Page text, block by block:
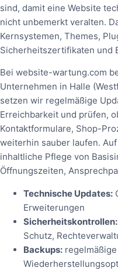
sind, damit eine Website
nicht unbemerkt veralten.
Kernsystemen, Themes,
Sicherheitszertifikaten und
Bei website-wartung.com
Unternehmen in Halle
setzen wir regelmäßige
Erreichbarkeit und prüfen,
Kontaktformulare, Shop-
weiterhin sauber laufen.
inhaltliche Pflege von
Öffnungszeiten,
Technische Updates:
Erweiterungen
Sicherheitskontrollen:
Schutz,
Backups: